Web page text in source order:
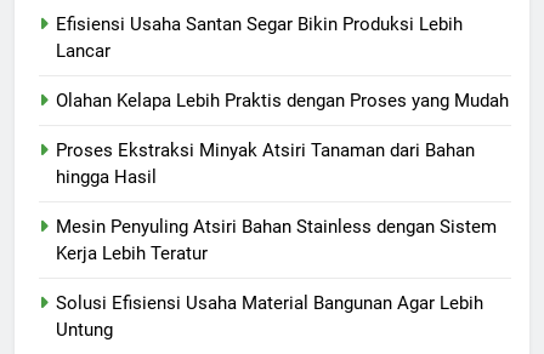
Efisiensi Usaha Santan Segar Bikin Produksi Lebih
Lancar
Olahan Kelapa Lebih Praktis dengan Proses yang Mudah
Proses Ekstraksi Minyak Atsiri Tanaman dari Bahan
hingga Hasil
Mesin Penyuling Atsiri Bahan Stainless dengan Sistem
Kerja Lebih Teratur
Solusi Efisiensi Usaha Material Bangunan Agar Lebih
Untung